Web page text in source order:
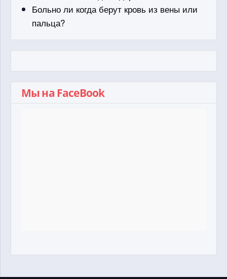
Больно ли когда берут кровь из вены или
пальца?
Мы на FaceBook